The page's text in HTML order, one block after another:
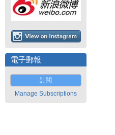
電子郵報
訂閱
Manage Subscriptions